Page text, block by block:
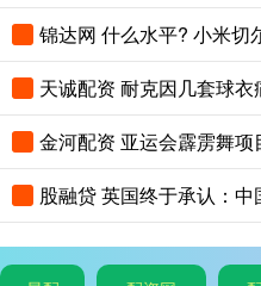
金河配资 亚运会霹雳舞